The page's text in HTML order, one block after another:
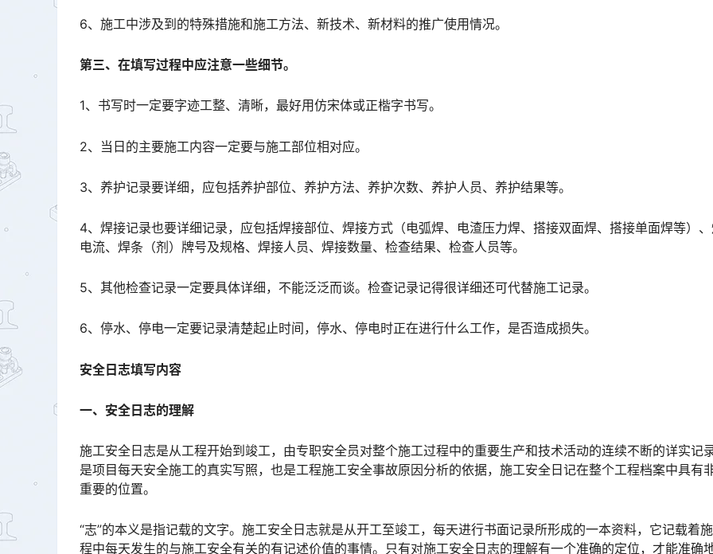
6、施工中涉及到的特殊措施和施工方法、新技术、新材料的推广使用情况。
第三、在填写过程中应注意一些细节。
1、书写时一定要字迹工整、清晰，最好用仿宋体或正楷字书写。
2、当日的主要施工内容一定要与施工部位相对应。
3、养护记录要详细，应包括养护部位、养护方法、养护次数、养护人员、养护结果等。
4、焊接记录也要详细记录，应包括焊接部位、焊接方式（电弧焊、电渣压力焊、搭接双面焊、搭接单面焊等）
电流、焊条（剂）牌号及规格、焊接人员、焊接数量、检查结果、检查人员等。󠅅󠅃󠄵󠅂󠄪󠇖󠆨󠆨󠇕󠆞󠆒󠅬󠇘󠆭󠆘󠇙󠆝󠅵󠇗󠆭󠆁󠄐󠇗󠅹󠅸󠇖󠆍󠅳󠇖󠅹󠅰󠇖󠆌󠅹
5、其他检查记录一定要具体详细，不能泛泛而谈。检查记录记得很详细还可代替施工记录。
6、停水、停电一定要记录清楚起止时间，停水、停电时正在进行什么工作，是否造成损失。
安全日志填写内容
一、安全日志的理解
施工安全日志是从工程开始到竣工，由专职安全员对整个施工过程中的重要生产和技术活动的连续不断的详实记
是项目每天安全施工的真实写照，也是工程施工安全事故原因分析的依据，施工安全日记在整个工程档案中具有
重要的位置。󠅅󠅃󠄵󠅂󠄪󠇖󠆨󠆨󠇕󠆞󠆒󠅬󠇘󠆭󠆘󠇙󠆝󠅵󠇗󠆭󠆁󠄐󠇗󠅹󠅸󠇖󠆍󠅳󠇖󠅹󠅰󠇖󠆌󠅹
“志”的本义是指记载的文字。施工安全日志就是从开工至竣工，每天进行书面记录所形成的一本资料，它记载着
程中每天发生的与施工安全有关的有记述价值的事情。只有对施工安全日志的理解有一个准确的定位，才能准确